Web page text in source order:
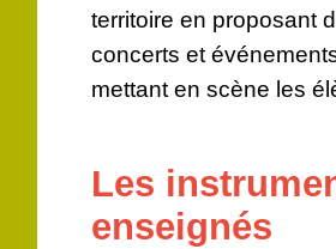
territoire en proposant
concerts et
mettant en scène les
Les
enseignés